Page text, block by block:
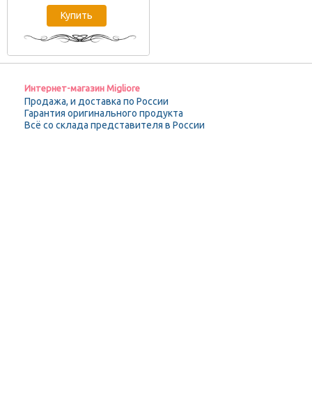
Интернет-магазин Migliore
Продажа, и доставка по России
Гарантия оригинального продукта
Всё со склада представителя в России